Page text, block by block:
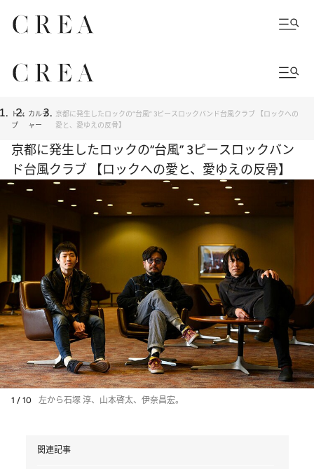
トッ
プ
カルチ
ャー
京都に発生したロックの“台風” 3ピースロックバンド台風クラブ 【ロックへの
愛と、愛ゆえの反骨】
京都に発生したロックの“台風” 3ピースロックバン
ド台風クラブ 【ロックへの愛と、愛ゆえの反骨】
1 / 10 左から石塚 淳、山本啓太、伊奈昌宏。
関連記事